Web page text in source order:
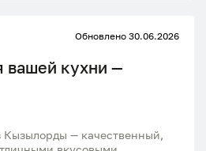
Обновлено 30.06.2026
вашей кухни —
Кызылорды — качественный,